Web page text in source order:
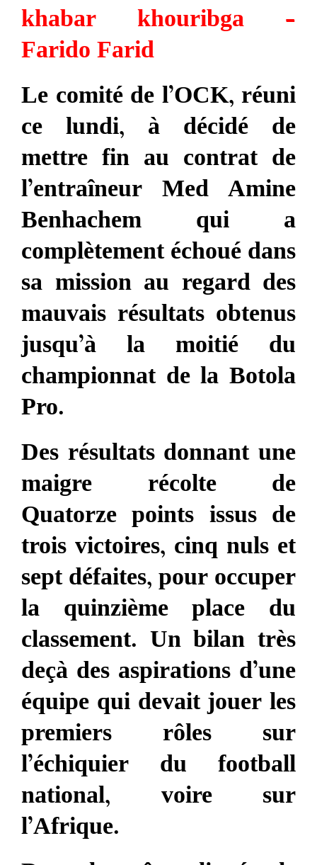
khabar khouribga –
Farido Farid
Le comité de l’OCK, réuni
ce lundi, à décidé de
mettre fin au contrat de
l’entraîneur Med Amine
Benhachem qui a
complètement échoué dans
sa mission au regard des
mauvais résultats obtenus
jusqu’à la moitié du
championnat de la Botola
Pro.
Des résultats donnant une
maigre récolte de
Quatorze points issus de
trois victoires, cinq nuls et
sept défaites, pour occuper
la quinzième place du
classement. Un bilan très
deçà des aspirations d’une
équipe qui devait jouer les
premiers rôles sur
l’échiquier du football
national, voire sur
l’Afrique.